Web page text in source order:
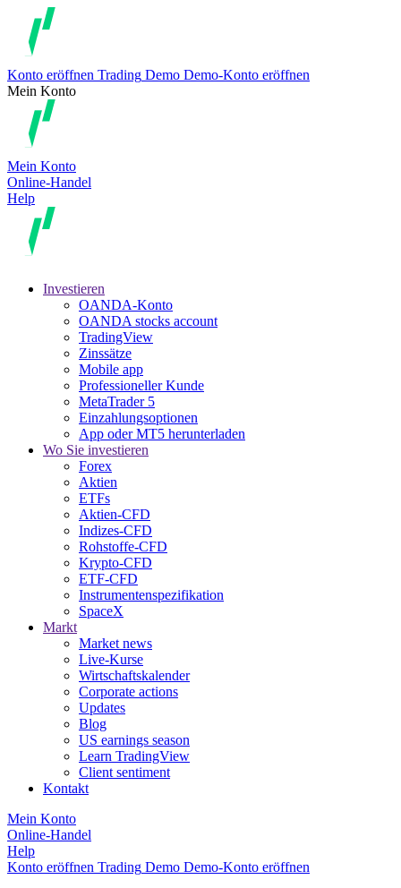
Konto eröffnen Trading Demo Demo-Konto eröffnen
Mein Konto
Mein Konto
Online-Handel
Help
Investieren
OANDA-Konto
OANDA stocks account
TradingView
Zinssätze
Mobile app
Professioneller Kunde
MetaTrader 5
Einzahlungsoptionen
App oder MT5 herunterladen
Wo Sie investieren
Forex
Aktien
ETFs
Aktien-CFD
Indizes-CFD
Rohstoffe-CFD
Krypto-CFD
ETF-CFD
Instrumentenspezifikation
SpaceX
Markt
Market news
Live-Kurse
Wirtschaftskalender
Corporate actions
Updates
Blog
US earnings season
Learn TradingView
Client sentiment
Kontakt
Mein Konto
Online-Handel
Help
Konto eröffnen Trading Demo Demo-Konto eröffnen